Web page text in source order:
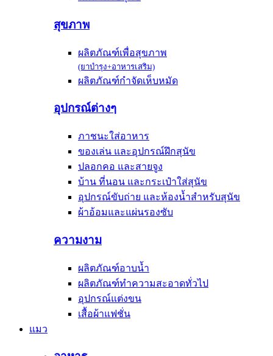
สุขภาพ
ผลิตภัณฑ์เพื่อสุขภาพ
(ยาบำรุง+อาหารเสริม)
ผลิตภัณฑ์กำจัดเห็บหมัด
อุปกรณ์ต่างๆ
ภาชนะใส่อาหาร
ของเล่น และอุปกรณ์ฝึกสุนัข
ปลอกคอ และสายจูง
บ้าน ที่นอน และกระเป๋าใส่สุนัข
อุปกรณ์ขับถ่าย และห้องน้ำสำหรับสุนัข
ผ้าอ้อมและแผ่นรองซับ
ความงาม
ผลิตภัณฑ์อาบน้ำ
ผลิตภัณฑ์ทำความสะอาดทั่วไป
อุปกรณ์แต่งขน
เสื้อผ้าแฟชั่น
แมว